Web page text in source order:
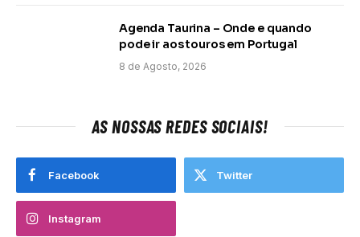
Agenda Taurina – Onde e quando
pode ir aos touros em Portugal
8 de Agosto, 2026
AS NOSSAS REDES SOCIAIS!
Facebook Twitter
Instagram